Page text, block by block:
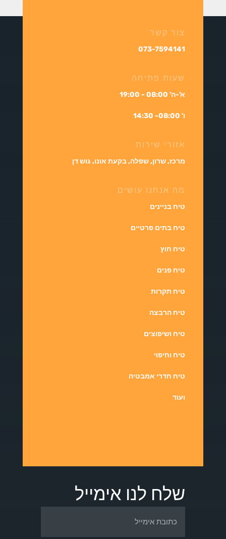
צור קשר
073-7594141
שעות פתיחה
א'-ה' 08:00 - 19:00
ו' 08:00- 14:30
אזורי שירות
מרכז, שרון, שפלה, בקעת אונו, גוש דן
מה אנחנו עושים
טיח בניינים
טיח בתים פרטיים
טיח חוץ
טיח פנים
טיח תקרות
טיח הרבצה
טיח ושיפוצים
טיח וחיפוי
טיח חדרי אמבטיה
ועוד
שלח לנו אימייל